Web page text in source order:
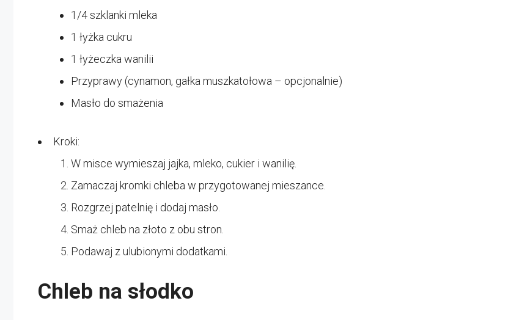
1/4 szklanki mleka
1 łyżka cukru
1 łyżeczka wanilii
Przyprawy (cynamon, gałka muszkatołowa – opcjonalnie)
Masło do smażenia
Kroki:
W misce wymieszaj jajka, mleko, cukier i wanilię.
Zamaczaj kromki chleba w przygotowanej mieszance.
Rozgrzej patelnię i dodaj masło.
Smaż chleb na złoto z obu stron.
Podawaj z ulubionymi dodatkami.
Chleb na słodko